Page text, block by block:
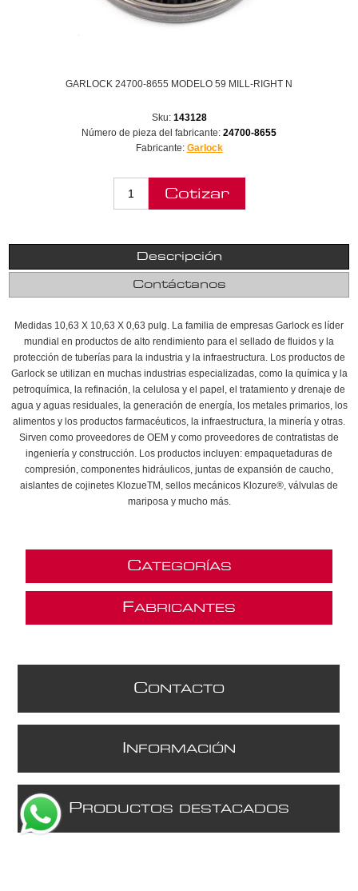
GARLOCK 24700-8655 MODELO 59 MILL-RIGHT N
Sku: 143128
Número de pieza del fabricante: 24700-8655
Fabricante: Garlock
Descripción
Contáctanos
Medidas 10,63 X 10,63 X 0,63 pulg. La familia de empresas Garlock es líder
mundial en productos de alto rendimiento para el sellado de fluidos y la
protección de tuberías para la industria y la infraestructura. Los productos de
Garlock se utilizan en muchas industrias especializadas, como la química y la
petroquímica, la refinación, la celulosa y el papel, el tratamiento y drenaje de
agua y aguas residuales, la generación de energía, los metales primarios, los
alimentos y los productos farmacéuticos, la infraestructura, la minería y otras.
Sirven como proveedores de OEM y como proveedores de contratistas de
ingeniería y construcción. Los productos incluyen: empaquetaduras de
compresión, componentes hidráulicos, juntas de expansión de caucho,
aislantes de cojinetes KlozueTM, sellos mecánicos Klozure®, válvulas de
mariposa y mucho más.
CATEGORÍAS
FABRICANTES
CONTACTO
NFORMACIÓN
PRODUCTOS DESTACADOS